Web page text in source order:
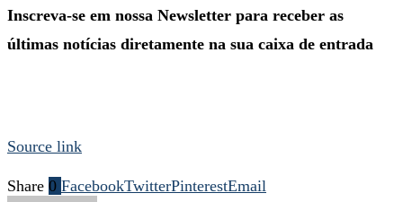
Inscreva-se em nossa Newsletter para receber as
últimas notícias diretamente na sua caixa de entrada
Source link
Share 0 FacebookTwitterPinterestEmail